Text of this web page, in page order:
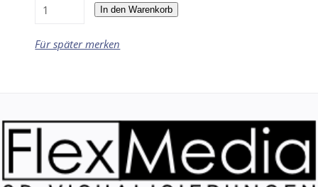
In den Warenkorb
Für später merken